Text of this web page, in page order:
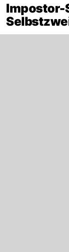
Impostor-